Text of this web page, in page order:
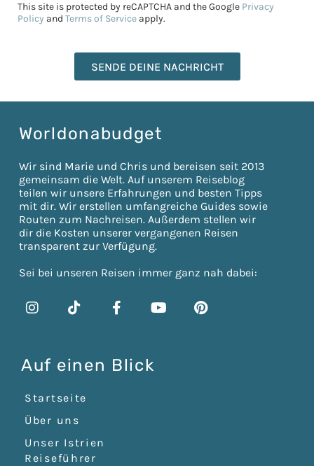
This site is protected by reCAPTCHA and the Google Privacy
Policy and Terms of Service apply.
SENDE DEINE NACHRICHT
Worldonabudget
Wir sind Marie und Chris und bereisen seit 2013
gemeinsam die Welt. Auf unserem Reiseblog
teilen wir unsere Erfahrungen und besten Tipps
mit dir. Wir erstellen umfangreiche Guides sowie
Routen zum Nachreisen. Außerdem stellen wir
dir die Kosten unserer vergangenen Reisen
transparent zur Verfügung.
Sei bei unseren Reisen immer ganz nah dabei:
Auf einen Blick
Startseite
Über uns
Unser Istrien
Reiseführer